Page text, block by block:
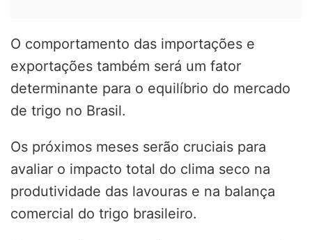
O comportamento das importações e
exportações também será um fator
determinante para o equilíbrio do mercado
de trigo no Brasil.
Os próximos meses serão cruciais para
avaliar o impacto total do clima seco na
produtividade das lavouras e na balança
comercial do trigo brasileiro.